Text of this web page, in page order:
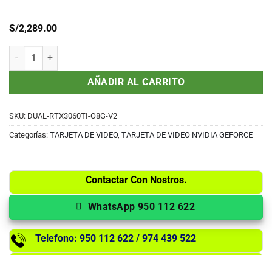
S/2,289.00
Tarjeta video ASUS NVIDIA GeForce RTX 3060 Ti 8GB GDDR6
AÑADIR AL CARRITO
SKU: DUAL-RTX3060TI-O8G-V2
Categorías: TARJETA DE VIDEO, TARJETA DE VIDEO NVIDIA GEFORCE
Contactar Con Nostros.
WhatsApp 950 112 622
Telefono: 950 112 622 / 974 439 522